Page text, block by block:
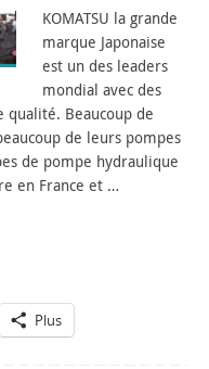
KOMATSU la grande
marque Japonaise
est un des leaders
mondial avec des
qualité. Beaucoup de
de leurs pompes
de pompe hydraulique
en France et …
Plus